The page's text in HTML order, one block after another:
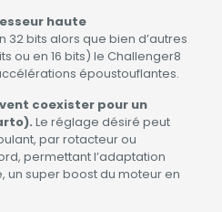
haute
32 bits alors que bien d’autres
ou en 16 bits) le Challenger8
époustouflantes.
coexister pour un
Le réglage désiré peut
par rotacteur ou
permettant l’adaptation
un super boost du moteur en